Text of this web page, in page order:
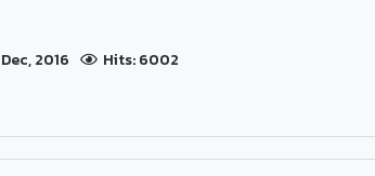
2016 Hits: 6002